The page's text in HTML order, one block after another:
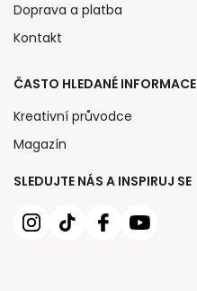
SLEDUJTE NÁS A INSPIRUJ SE
Doprava a platba
Kontakt
ČASTO HLEDANÉ INFORMACE
Kreativní průvodce
Magazín